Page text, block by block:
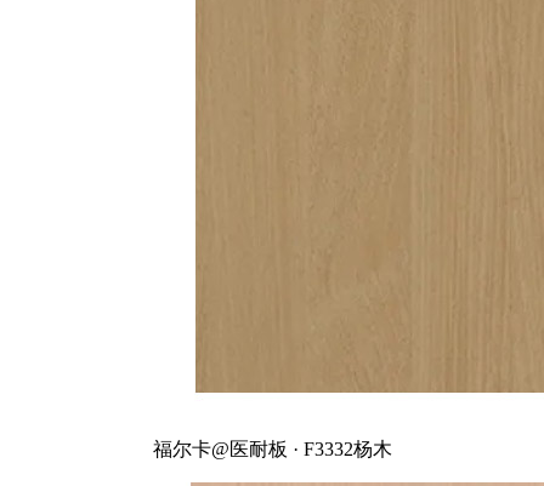
福尔卡@医耐板 · F3332杨木